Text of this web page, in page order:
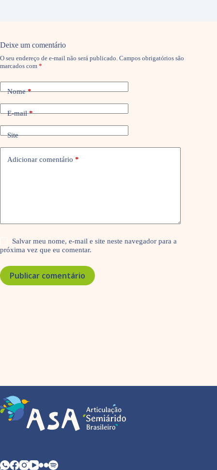
Deixe um comentário
O seu endereço de e-mail não será publicado. Campos obrigatórios são
marcados com *
Nome*
E-mail*
Site
Adicionar comentário *
Salvar meu nome, e-mail e site neste navegador para a
próxima vez que eu comentar.
Publicar comentário